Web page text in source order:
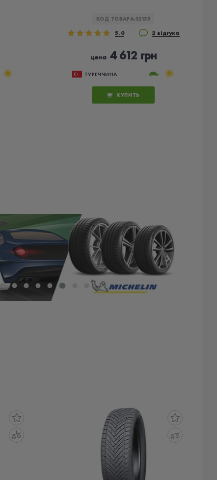
КОД ТОВАРА:32133
5.0 2 відгука
цена4 612 грн
ТУРЕЧЧИНА
КУПИТЬ